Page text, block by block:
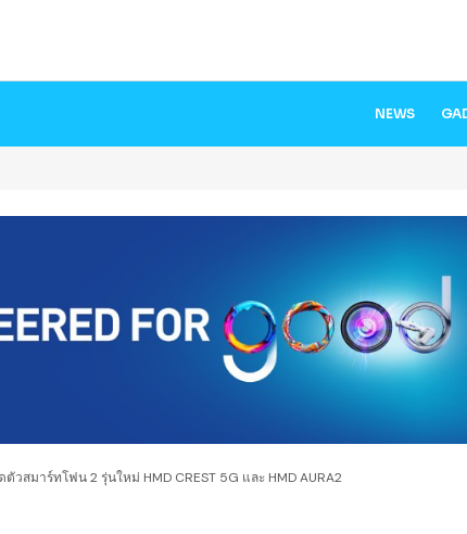
NEWS
ตัวสมาร์ทโฟน 2 รุ่นใหม่ HMD CREST 5G และ HMD AURA2